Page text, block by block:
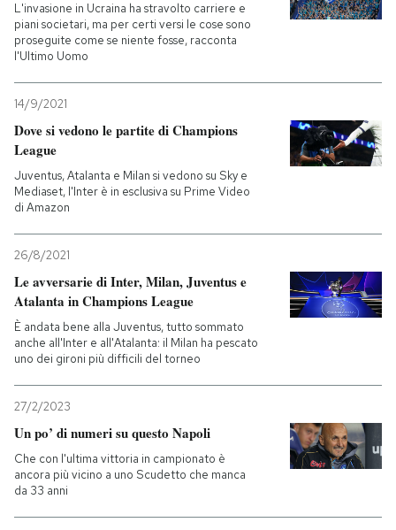
L'invasione in Ucraina ha stravolto carriere e
piani societari, ma per certi versi le cose sono
proseguite come se niente fosse, racconta
l'Ultimo Uomo
14/9/2021
Dove si vedono le partite di Champions
League
Juventus, Atalanta e Milan si vedono su Sky e
Mediaset, l'Inter è in esclusiva su Prime Video
di Amazon
26/8/2021
Le avversarie di Inter, Milan, Juventus e
Atalanta in Champions League
È andata bene alla Juventus, tutto sommato
anche all'Inter e all'Atalanta: il Milan ha pescato
uno dei gironi più difficili del torneo
27/2/2023
Un po’ di numeri su questo Napoli
Che con l'ultima vittoria in campionato è
ancora più vicino a uno Scudetto che manca
da 33 anni